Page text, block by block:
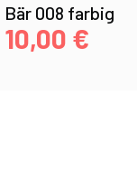
Bär 008 farbig
10,00 €